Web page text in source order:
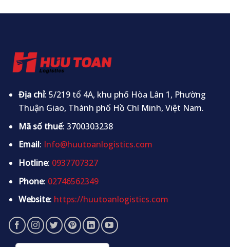
Địa chỉ: 5/219 tổ 4A, khu phố Hòa Lân 1, Phường
Thuận Giao, Thành phố Hồ Chí Minh, Việt Nam.
Mã số thuế: 3700303238
Email: Info@huutoanlogistics.com
Hotline: 0937707327
Phone: 02746562349
Website: https://huutoanlogistics.com